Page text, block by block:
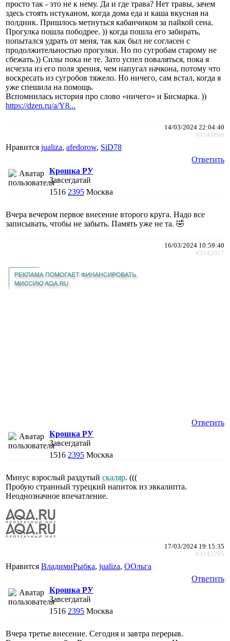
просто так - это не к нему. Да и где трава? Нет травы, зачем
здесь стоять истуканом, когда дома еда и каша вкусная на
полдник. Пришлось метнуться кабанчиком за пайкой сена.
Прогулка пошла пободрее. )) когда пошла его забирать,
попытался удрать от меня, так как был не согласен с
продолжительностью прогулки. Но по сугробам старому не
сбежать.)) Силы пока не те. Зато успел поваляться, пока я
исчезла из его поля зрения, чем напугал начкона, потому что
воскресать из сугробов тяжело. Но ничего, сам встал, когда я
уже спешила на помощь.
Вспомнилась история про слово «ничего» и Бисмарка. ))
https://dzen.ru/a/Y8...
14/03/2024 22:04:40
#3141868
Нравится jualiza, afedorow, SiD78
Ответить
Крошка РУ
Завсегдатай
1516 2395 Москва
Вчера вечером первое внесение второго круга. Надо все
записывать, чтобы не забыть. Память уже не та. 🤣
16/03/2024 10:59:40
#3142057
Ответить
Крошка РУ
Завсегдатай
1516 2395 Москва
Минус взрослый раздутый скаляр. (((
Пробую странный турецкий напиток из эвкалипта.
Неоднозначное впечатление.
17/03/2024 19:15:35
#3142295
Нравится ВладимиРыбка, jualiza, ООльга
Ответить
Крошка РУ
Завсегдатай
1516 2395 Москва
Вчера третье внесение. Сегодня и завтра перерыв.